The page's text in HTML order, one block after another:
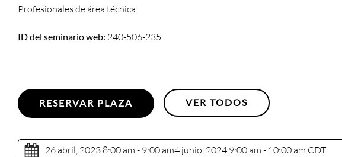
Profesionales de área técnica.
ID del seminario web: 240-506-235
RESERVAR PLAZA VER TODOS
26 abril, 2023 8:00 am - 9:00 am4 junio, 2024 9:00 am - 10:00 am CDT